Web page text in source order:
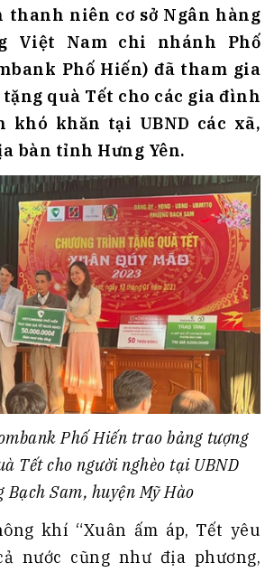
thanh niên cơ sở Ngân hàng
Việt Nam chi nhánh Phố
Phố Hiến) đã tham gia
quà Tết cho các gia đình
khó khăn tại UBND các xã,
bàn tỉnh Hưng Yên.
Phố Hiến trao bảng tượng
Tết cho người nghèo tại UBND
Bạch Sam, huyện Mỹ Hào
khí “Xuân ấm áp, Tết yêu
nước cũng như địa phương,